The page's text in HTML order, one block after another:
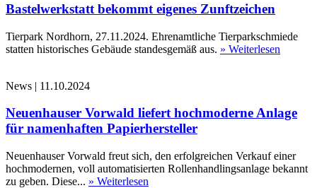
Bastelwerkstatt bekommt eigenes Zunftzeichen
Tierpark Nordhorn, 27.11.2024. Ehrenamtliche Tierparkschmiede
statten historisches Gebäude standesgemäß aus. » Weiterlesen
News | 11.10.2024
Neuenhauser Vorwald liefert hochmoderne Anlage
für namenhaften Papierhersteller
Neuenhauser Vorwald freut sich, den erfolgreichen Verkauf einer
hochmodernen, voll automatisierten Rollenhandlingsanlage bekannt
zu geben. Diese... » Weiterlesen